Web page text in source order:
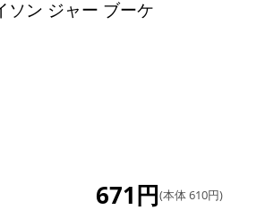
ソン ジャー ブーケ
671円(本体 610円)